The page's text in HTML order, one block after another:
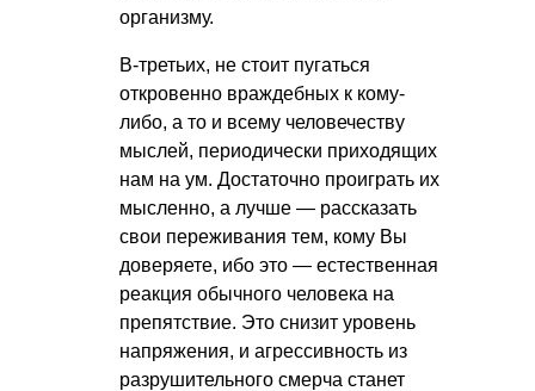
организму.
В-третьих, не стоит пугаться
откровенно враждебных к кому-
либо, а то и всему человечеству
мыслей, периодически приходящих
нам на ум. Достаточно проиграть их
мысленно, а лучше — рассказать
свои переживания тем, кому Вы
доверяете, ибо это — естественная
реакция обычного человека на
препятствие. Это снизит уровень
напряжения, и агрессивность из
разрушительного смерча станет